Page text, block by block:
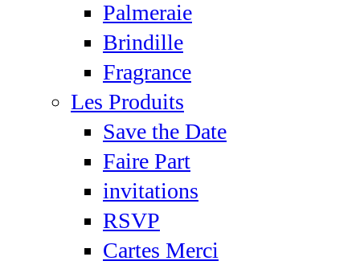
Palmeraie
Brindille
Fragrance
Les Produits
Save the Date
Faire Part
invitations
RSVP
Cartes Merci